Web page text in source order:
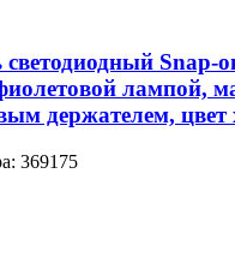
Snap-
лампой,
держателем, цвет
369175